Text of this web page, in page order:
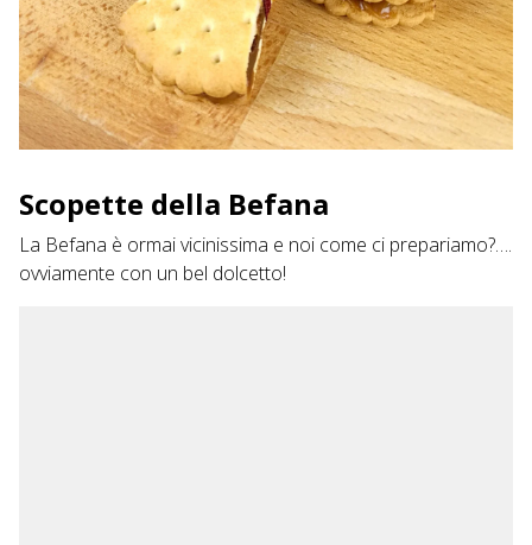
Scopette della Befana
La Befana è ormai vicinissima e noi come ci prepariamo?….
ovviamente con un bel dolcetto!